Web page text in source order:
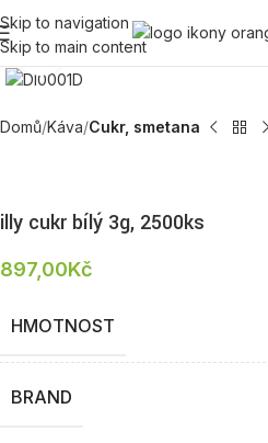
Skip to navigation
Skip to main content
Zobrazit produktovou fotku
Domů Káva Cukr, smetana
illy cukr bílý 3g, 2500ks
897,00Kč
HMOTNOST
BRAND